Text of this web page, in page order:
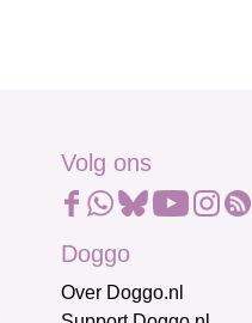
Volg ons
Doggo
Over Doggo.nl